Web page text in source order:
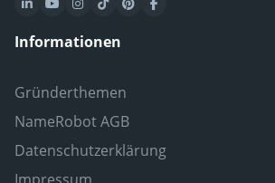
Informationen
Gründerthemen
NameRobot AGB
Datenschutzerklärung